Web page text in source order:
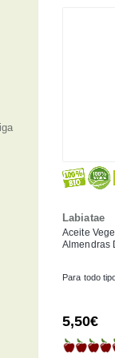
Labiatae
Aceite
Almendras
Para todo
5,50€